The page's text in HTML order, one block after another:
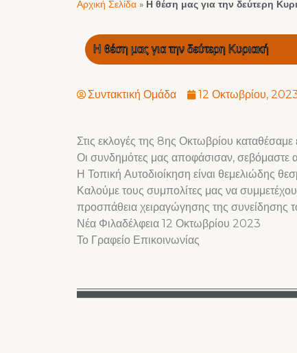
Αρχική Σελίδα » Η θέση μας για την δεύτερη
Η θέση μας για την δεύτερη Κυριακή
Συντακτική Ομάδα 12 Οκτωβρίου,
Στις εκλογές της 8ης Οκτωβρίου
Οι συνδημότες μας αποφάσισαν, σεβόμαστε
Η Τοπική Αυτοδιοίκηση είναι θεμελιώδης
Καλούμε τους συμπολίτες μας να
προσπάθεια χειραγώγησης της συνείδησης
Νέα Φιλαδέλφεια 12 Οκτωβρίου 2023
Το Γραφείο Επικοινωνίας